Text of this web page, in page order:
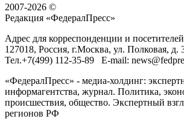
2007-2026 ©
Редакция «ФедералПресс»
Адрес для корреспонденции и
127018, Россия, г.Москва, ул. Полковая, д.
Тел.+7(499) 112-35-89 E-mail:
«ФедералПресс» - медиа-холдинг:
информагентства, журнал. Политика,
происшествия, общество. Экспертный
регионов РФ